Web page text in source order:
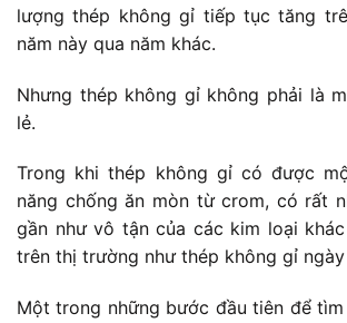
lượng thép không gỉ tiếp tục tăng
năm này qua năm khác.
Nhưng thép không gỉ không phải là
lẻ.
Trong khi thép không gỉ có được
năng chống ăn mòn từ crom, có rất
gần như vô tận của các kim loại
trên thị trường như thép không gỉ ngày
Một trong những bước đầu tiên để